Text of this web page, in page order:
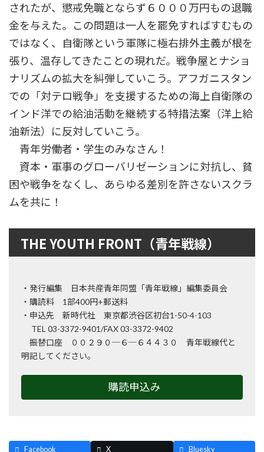
されたが、懲戒免職とならず６０００万円もの退職
金を与えた。この問題は一人を罷免すればすむもの
ではなく、自衛隊という軍隊に極右排外主義が根を
張り、温存してきたことの現れだ。戦争屋とナショ
ナリズムの拡大を糾弾していこう。アフガニスタン
での「対テロ戦争」を支援するための海上自衛隊の
インド洋での給油活動を継続する特措法案（洋上給
油新法）に反対していこう。
青年労働者・学生のみなさん！
資本・軍事のグローバリゼーションに対抗し、貧
困や戦争をなくし、あらゆる差別を許さないスクラ
ムを共に！
THE YOUTH FRONT（青年戦線）
・発行編集 日本共産青年同盟「青年戦線」編集委員会
・購読料 1部400円+郵送料
・申込先 新時代社 東京都渋谷区初台1-50-4-103
TEL 03-3372-9401/FAX 03-3372-9402
振替口座 ００２９０─６─６４４３０ 青年戦線代と
明記してください。
購読申込み
Facebook X Bluesky